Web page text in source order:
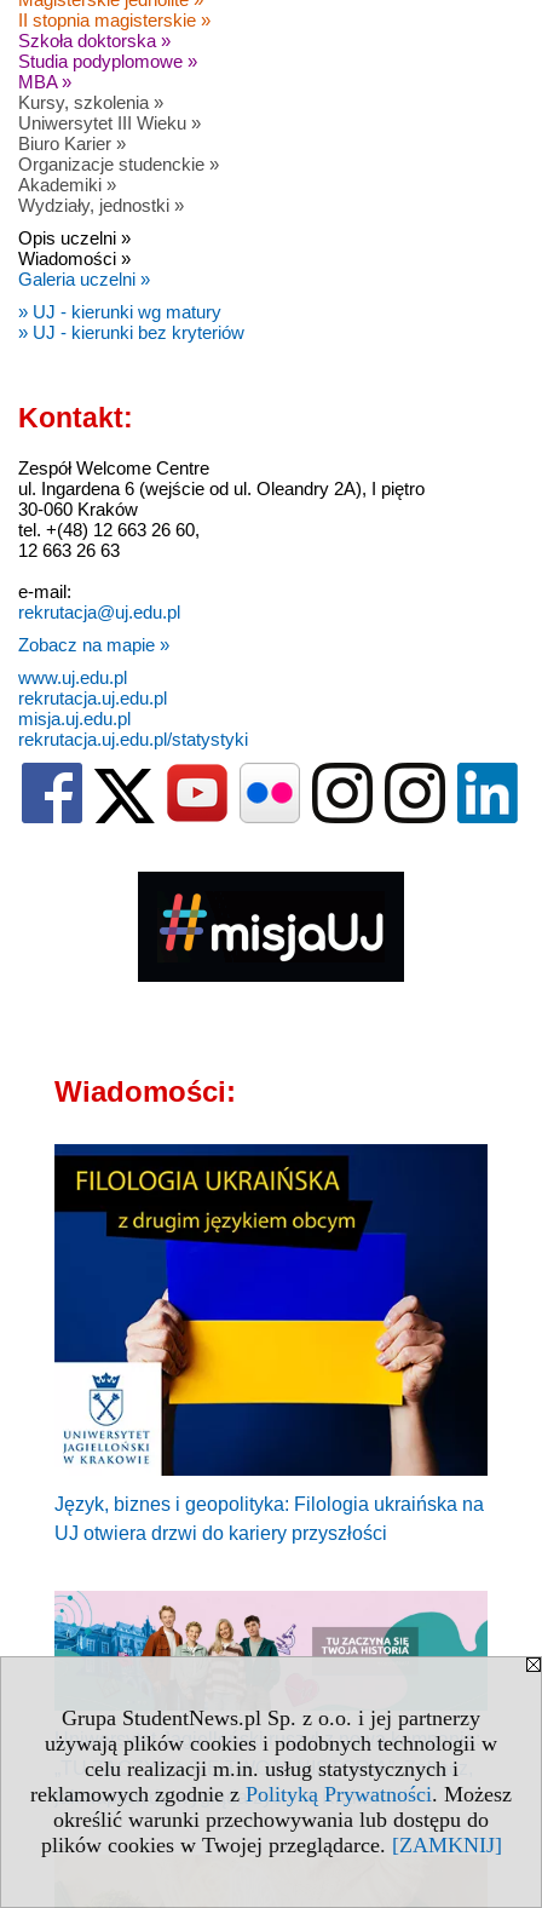
Grupa StudentNews.pl Sp. z o.o. i jej partnerzy
używają plików cookies i podobnych technologii w
celu realizacji m.in. usług statystycznych i
reklamowych zgodnie z Polityką Prywatności. Możesz
określić warunki przechowywania lub dostępu do
plików cookies w Twojej przeglądarce. [ZAMKNIJ]
II stopnia magisterskie »
Szkoła doktorska »
Studia podyplomowe »
MBA »
Kursy, szkolenia »
Uniwersytet III Wieku »
Biuro Karier »
Organizacje studenckie »
Akademiki »
Wydziały, jednostki »
Opis uczelni »
Wiadomości »
Galeria uczelni »
» UJ - kierunki wg matury
» UJ - kierunki bez kryteriów
Kontakt:
Zespół Welcome Centre
ul. Ingardena 6 (wejście od ul. Oleandry 2A), I piętro
30-060 Kraków
tel. +(48) 12 663 26 60,
12 663 26 63
e-mail:
rekrutacja@uj.edu.pl
Zobacz na mapie »
www.uj.edu.pl
rekrutacja.uj.edu.pl
misja.uj.edu.pl
rekrutacja.uj.edu.pl/statystyki
Wiadomości:
Język, biznes i geopolityka: Filologia ukraińska na
UJ otwiera drzwi do kariery przyszłości
Uniwersytet Jagielloński ruszył z nową kampanią:
„TU ZACZYNA SIĘ TWOJA HISTORIA”. Zobacz,
jak naprawdę wygląda życie w Krakowie!